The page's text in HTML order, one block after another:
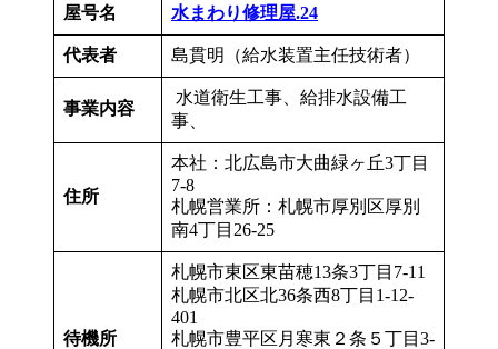
屋号名 水まわり修理屋.24
代表者 島貫明（給水装置主任技術者）
事業内容
水道衛生工事、給排水設備工
事、
住所
本社：北広島市大曲緑ヶ丘3丁目
7-8
札幌営業所：札幌市厚別区厚別
南4丁目26-25
待機所
札幌市東区東苗穂13条3丁目7-11
札幌市北区北36条西8丁目1-12-
401
札幌市豊平区月寒東２条５丁目3-